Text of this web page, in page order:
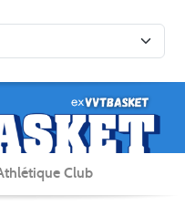
Club